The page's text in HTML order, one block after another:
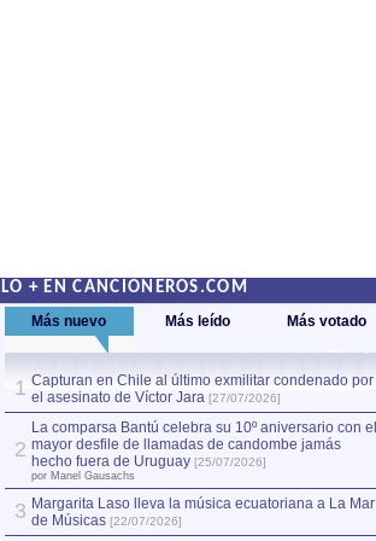
LO + EN CANCIONEROS.COM
Más nuevo Más leído Más votado
1 Capturan en Chile al último exmilitar condenado por
el asesinato de Víctor Jara [27/07/2026]
2
La comparsa Bantú celebra su 10º aniversario con el
mayor desfile de llamadas de candombe jamás
hecho fuera de Uruguay [25/07/2026]
por Manel Gausachs
3 Margarita Laso lleva la música ecuatoriana a La Mar
de Músicas [22/07/2026]